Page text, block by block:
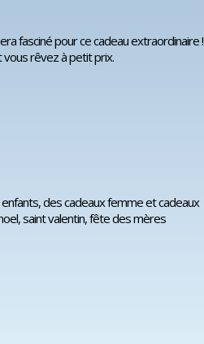
fasciné pour ce cadeau extraordinaire !
vous rêvez à petit prix.
des cadeaux femme et cadeaux
saint valentin, fête des mères